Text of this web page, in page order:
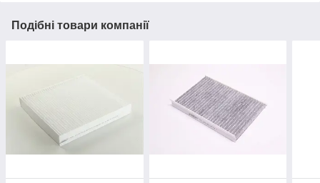
Подібні товари компанії